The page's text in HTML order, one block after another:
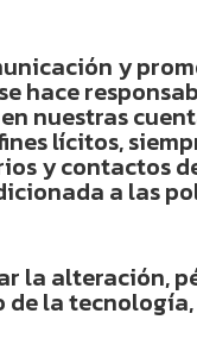
y
hace
nuestras
lícitos,
y contactos
a las
la alteración,
la